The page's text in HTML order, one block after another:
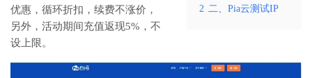
2 二、Pia云测试IP
优惠，循环折扣，续费不涨价，
另外，活动期间充值返现5%，不
设上限。